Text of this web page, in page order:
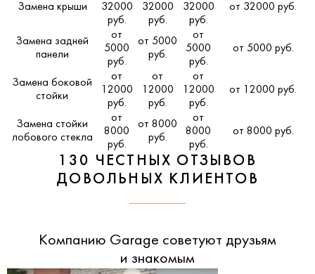
Замена крыши
32000
руб.
32000
руб.
32000
руб.
от 32000 руб.
Замена задней
панели
от
5000
руб.
от 5000
руб.
от
5000
руб.
от 5000 руб.
Замена боковой
стойки
от
12000
руб.
от
12000
руб.
от
12000
руб.
от 12000 руб.
Замена стойки
лобового стекла
от
8000
руб.
от 8000
руб.
от
8000
руб.
от 8000 руб.
130 ЧЕСТНЫХ ОТЗЫВОВ
ДОВОЛЬНЫХ КЛИЕНТОВ
Компанию Garage советуют друзьям
и знакомым